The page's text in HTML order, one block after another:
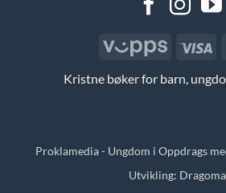
Kristne bøker for barn,
Vipps
Proklamedia - Ungdom i Oppdrags
Utvikling: